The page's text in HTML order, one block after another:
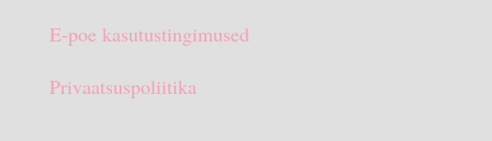
E-poe kasutustingimused
Privaatsuspoliitika